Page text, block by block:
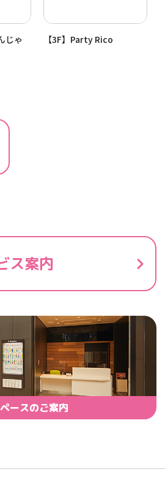
じゃ 【3F】Party Rico
ス案内
ースのご案内